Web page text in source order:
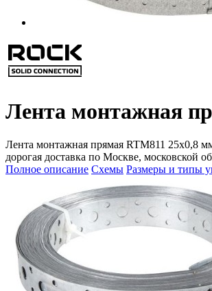
Лента монтажная
Лента монтажная прямая RTM811 25x0,8
дорогая доставка по Москве, московской
Полное описание Схемы Размеры и типы